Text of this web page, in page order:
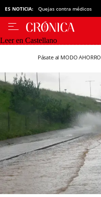
ES NOTICIA: Quejas contra médicos
Leer en Castellano
Pásate al MODO AHORRO